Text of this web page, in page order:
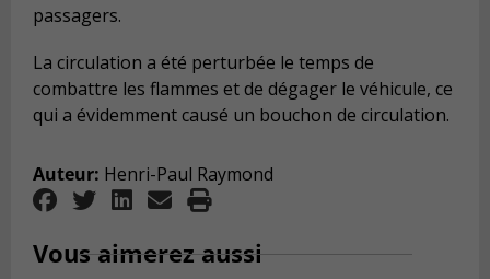
passagers.
La circulation a été perturbée le temps de
combattre les flammes et de dégager le véhicule, ce
qui a évidemment causé un bouchon de circulation.
Auteur: Henri-Paul Raymond
Vous aimerez aussi